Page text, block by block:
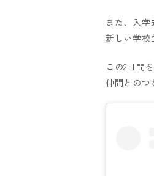
また、入学
新しい学校
この2日間
仲間とのつ